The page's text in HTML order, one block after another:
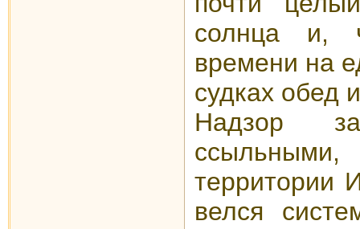
солнца и,
времени на
судках обед
Надзор за
ссыльными,
территории
велся